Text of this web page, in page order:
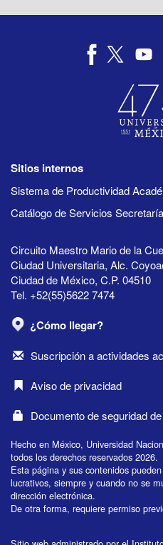
Sitios internos
Sistema de Productividad
Catálogo de Servicios
Circuito Maestro Mario de la
Ciudad Universitaria, Alc.
Ciudad de México, C.P. 04510
Tel. +52(55)5622 7474
¿Cómo llegar?
Suscripción a actividades
Aviso de privacidad
Documento de seguridad
Hecho en México, Universidad
todos los derechos reservados 2026.
Esta página y sus contenidos
lucrativos, siempre y cuando no se
dirección electrónica.
De otra forma, requiere permiso